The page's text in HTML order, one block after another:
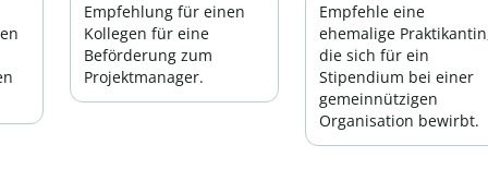
Empfehlung für einen
Kollegen für eine
Beförderung zum
Projektmanager.
Empfehle eine
ehemalige
die sich für ein
Stipendium bei einer
gemeinnützigen
Organisation bewirbt.